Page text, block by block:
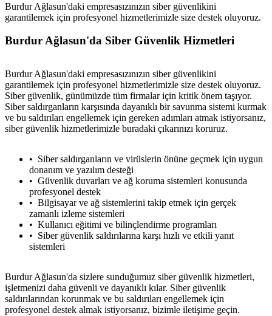
Burdur Ağlasun'daki empresasızınızın siber güvenlikini
garantilemek için profesyonel hizmetlerimizle size destek oluyoruz.
Burdur Ağlasun'da Siber Güvenlik Hizmetleri
Burdur Ağlasun'daki empresasızınızın siber güvenlikini
garantilemek için profesyonel hizmetlerimizle size destek oluyoruz.
Siber güvenlik, günümüzde tüm firmalar için kritik önem taşıyor.
Siber saldırganların karşısında dayanıklı bir savunma sistemi kurmak
ve bu saldırıları engellemek için gereken adımları atmak istiyorsanız,
siber güvenlik hizmetlerimizle buradaki çıkarınızı koruruz.
Siber saldırganların ve virüslerin önüne geçmek için uygun
donanım ve yazılım desteği
Güvenlik duvarları ve ağ koruma sistemleri konusunda
profesyonel destek
Bilgisayar ve ağ sistemlerini takip etmek için gerçek
zamanlı izleme sistemleri
Kullanıcı eğitimi ve bilinçlendirme programları
Siber güvenlik saldırılarına karşı hızlı ve etkili yanıt
sistemleri
Burdur Ağlasun'da sizlere sunduğumuz siber güvenlik hizmetleri,
işletmenizi daha güvenli ve dayanıklı kılar. Siber güvenlik
saldırılarından korunmak ve bu saldırıları engellemek için
profesyonel destek almak istiyorsanız, bizimle iletişime geçin.